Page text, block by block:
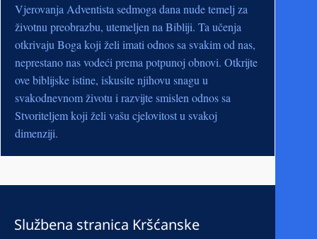
Vjerovanja Adventista sedmoga dana nude temelj za
životnu preobrazbu, utemeljen na Bibliji. Ta učenja
otkrivaju Boga koji želi imati odnos sa svakim od nas,
neprestano nas vodeći prema potpunoj obnovi. Otkrijte
ove biblijske istine, iskusite njihovu snagu u
svakodnevnom životu i razvijte smislen odnos sa
Stvoriteljem koji želi vašu cjelovitost u svakoj
dimenziji.
Službena stranica Kršćanske